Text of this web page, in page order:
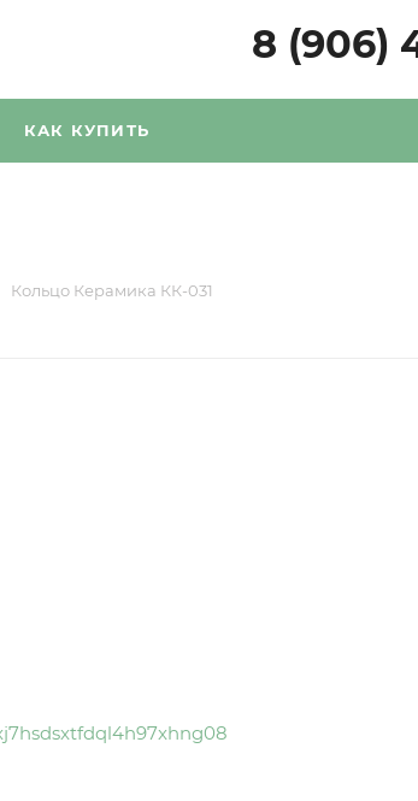
8 (906)
КАК КУПИТЬ
Кольцо Керамика КК-031